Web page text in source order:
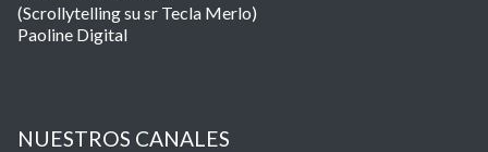
(Scrollytelling su sr Tecla Merlo)
Paoline Digital
NUESTROS CANALES